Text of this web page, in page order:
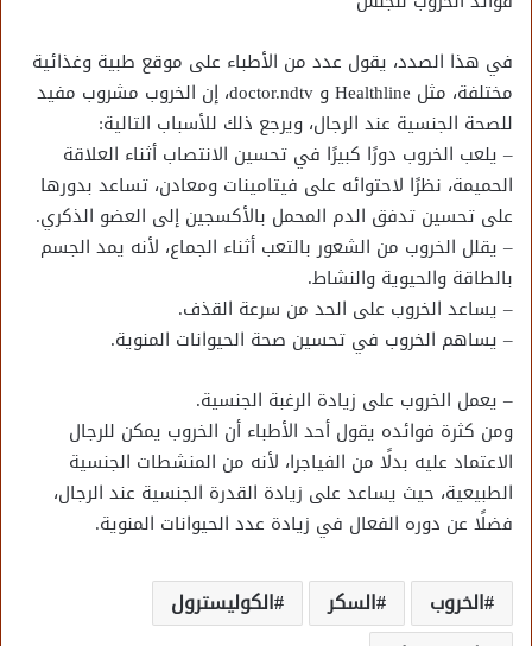
في هذا الصدد، يقول عدد من الأطباء على موقع طبية وغذائية
مختلفة، مثل Healthline و doctor.ndtv، إن الخروب مشروب مفيد
للصحة الجنسية عند الرجال، ويرجع ذلك للأسباب التالية:
– يلعب الخروب دورًا كبيرًا في تحسين الانتصاب أثناء العلاقة
الحميمة، نظرًا لاحتوائه على فيتامينات ومعادن، تساعد بدورها
على تحسين تدفق الدم المحمل بالأكسجين إلى العضو الذكري.
– يقلل الخروب من الشعور بالتعب أثناء الجماع، لأنه يمد الجسم
بالطاقة والحيوية والنشاط.
– يساعد الخروب على الحد من سرعة القذف.
– يساهم الخروب في تحسين صحة الحيوانات المنوية.
– يعمل الخروب على زيادة الرغبة الجنسية.
ومن كثرة فوائده يقول أحد الأطباء أن الخروب يمكن للرجال
الاعتماد عليه بدلًا من الفياجرا، لأنه من المنشطات الجنسية
الطبيعية، حيث يساعد على زيادة القدرة الجنسية عند الرجال،
فضلًا عن دوره الفعال في زيادة عدد الحيوانات المنوية.
الخروب السكر
الكوليسترول